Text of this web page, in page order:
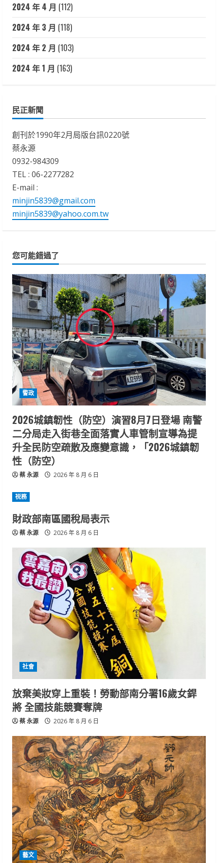
2024 年 4 月 (112)
2024 年 3 月 (118)
2024 年 2 月 (103)
2024 年 1 月 (163)
民正新聞
創刊於1990年2月局版台訊0220號
蔡永源
0932-984309
TEL : 06-2277282
E-mail :
minjin5839@gmail.com
minjin5839@yahoo.com.tw
您可能錯過了
警政
2026城鎮韌性（防空）演習8月7日登場 南警
二分局走入街巷全面落實人車管制宣導為提
升全民防空疏散及應變意識，「2026城鎮韌
性（防空）
蔡 永源 2026 年 8 月 6 日
祱務
財政部南區國稅局表示
蔡 永源 2026 年 8 月 6 日
社會
放棄美妝穿上重裝！勞動部南分署16歲女銲
將 全國技能競賽奪牌
蔡 永源 2026 年 8 月 6 日
藝文